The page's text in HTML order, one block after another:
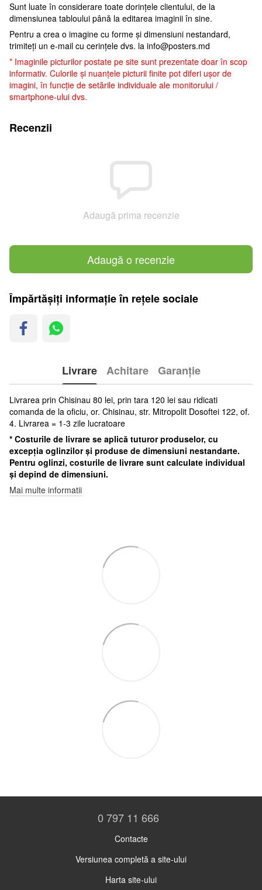
Sunt luate în considerare toate dorințele clientului, de la
dimensiunea tabloului până la editarea imaginii în sine.
Pentru a crea o imagine cu forme și dimensiuni nestandard,
trimiteți un e-mail cu cerințele dvs. la info@posters.md
* Imaginile picturilor postate pe site sunt prezentate doar în scop
informativ. Culorile și nuanțele picturii finite pot diferi ușor de
imagini, în funcție de setările individuale ale monitorului /
smartphone-ului dvs.
Recenzii
Adaugă prima recenzie
Adaugă o recenzie
Împărtășiți informație în rețele sociale
Livrare Achitare Garanție
Livrarea prin Chisinau 80 lei, prin tara 120 lei sau ridicati
comanda de la oficiu, or. Chisinau, str. Mitropolit Dosoftei 122, of.
4. Livrarea = 1-3 zile lucratoare
* Costurile de livrare se aplică tuturor produselor, cu
excepția oglinzilor și produse de dimensiuni nestandarte.
Pentru oglinzi, costurile de livrare sunt calculate individual
și depind de dimensiuni.
Mai multe informatii
0 797 11 666
Contacte
Versiunea completă a site-ului
Harta site-ului